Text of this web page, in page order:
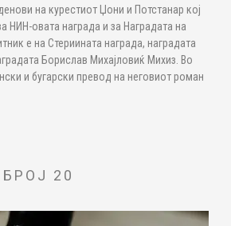
на курестиот Џони и Потстанар кој
НИН-овата награда и за Наградата на
е на Стериината награда, наградата
Борислав Михајловиќ Михиз. Во
и бугарски превод на неговиот роман
20